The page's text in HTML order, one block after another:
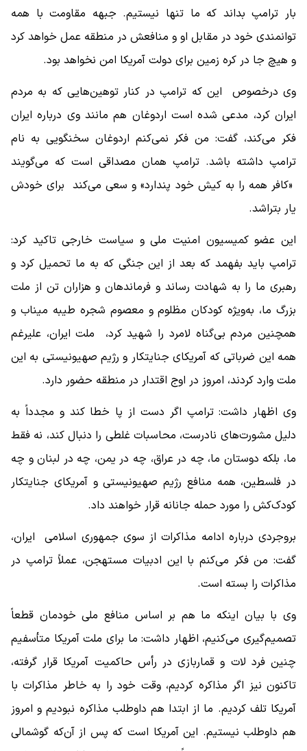
بار ترامپ بداند که ما تنها نیستیم. جبهه مقاومت با همه
توانمندی خود در مقابل او و منافعش در منطقه عمل خواهد کرد
و هیچ جا در کره زمین برای دولت آمریکا امن نخواهد بود.
وی درخصوص این که ترامپ در کنار توهین‌هایی که به مردم
ایران کرد، مدعی شده است اردوغان هم مانند وی درباره ایران
فکر می‌کند، گفت: من فکر نمی‌کنم اردوغان سخنگویی به نام
ترامپ داشته باشد. ترامپ همان مصداقی است که می‌گویند
«کافر همه را به کیش خود پندارد» و سعی می‌کند برای خودش
یار بتراشد.
این عضو کمیسیون امنیت ملی و سیاست خارجی تاکید کرد:
ترامپ باید بفهمد که بعد از این جنگی که به ما تحمیل کرد و
رهبری ما را به شهادت رساند و فرماندهان و هزاران تن از ملت
بزرگ ما، به‌ویژه کودکان مظلوم و معصوم شجره طیبه میناب و
همچنین مردم بی‌گناه لامرد را شهید کرد، ملت ایران، علیرغم
همه این ضرباتی که آمریکای جنایتکار و رژیم صهیونیستی به این
ملت وارد کردند، امروز در اوج اقتدار در منطقه حضور دارد.
وی اظهار داشت: ترامپ اگر دست از پا خطا کند و مجدداً به
دلیل مشورت‌های نادرست، محاسبات غلطی را دنبال کند، نه فقط
ما، بلکه دوستان ما، چه در عراق، چه در یمن، چه در لبنان و چه
در فلسطین، همه منافع رژیم صهیونیستی و آمریکای جنایتکار
کودک‌کش را مورد حمله جانانه قرار خواهند داد.
بروجردی درباره ادامه مذاکرات از سوی جمهوری اسلامی ایران،
گفت: من فکر می‌کنم با این ادبیات مستهجن، عملاً ترامپ در
مذاکرات را بسته است.
وی با بیان اینکه ما هم بر اساس منافع ملی خودمان قطعاً
تصمیم‌گیری می‌کنیم، اظهار داشت: ما برای ملت آمریکا متأسفیم
چنین فرد لات و قماربازی در رأس حاکمیت آمریکا قرار گرفته،
تاکنون نیز اگر مذاکره کردیم، وقت خود را به خاطر مذاکرات با
آمریکا تلف کردیم. ما از ابتدا هم داوطلب مذاکره نبودیم و امروز
هم داوطلب نیستیم. این آمریکا است که پس از آن‌که گوشمالی